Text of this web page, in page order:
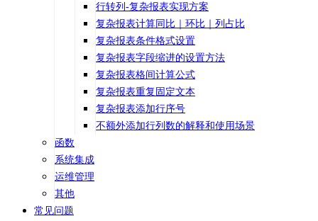
行转列-复杂报表实现方案
复杂报表计算同比｜环比｜列占比
复杂报表条件格式设置
复杂报表字段缩进的设置方法
复杂报表格间计算公式
复杂报表重复固定文本
复杂报表添加行序号
不额外添加行列数的解释和使用场景
函数
系统集成
运维管理
其他
常见问题